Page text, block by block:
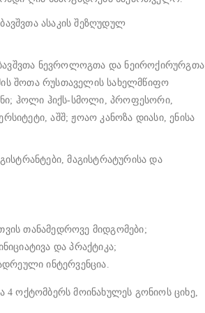
ასაკის შეზღუდულ
ნევროლოგთა და ნეიროქირურგთა
შოთა რუსთაველის სახელმწიფო
ჰოლი ჰიქს-სმოლი, პროფესორი,
აშშ; ჟოაო კანოზა დიასი, ენისა
მაგისტრატურისა და
თანამედროვე მიდგომები;
და პრაქტიკა;
ინტერვენცია.
ოქტომბერს მოინახულეს გონიოს ციხე,